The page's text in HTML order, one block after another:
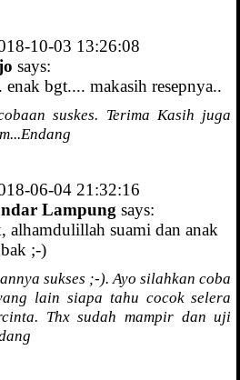
10-03 13:26:08
says:
enak bgt.... makasih resepnya..
suskes. Terima Kasih juga
06-04 21:32:16
Lampung says:
alhamdulillah suami dan anak
;-)
sukses ;-). Ayo silahkan coba
lain siapa tahu cocok selera
Thx sudah mampir dan uji